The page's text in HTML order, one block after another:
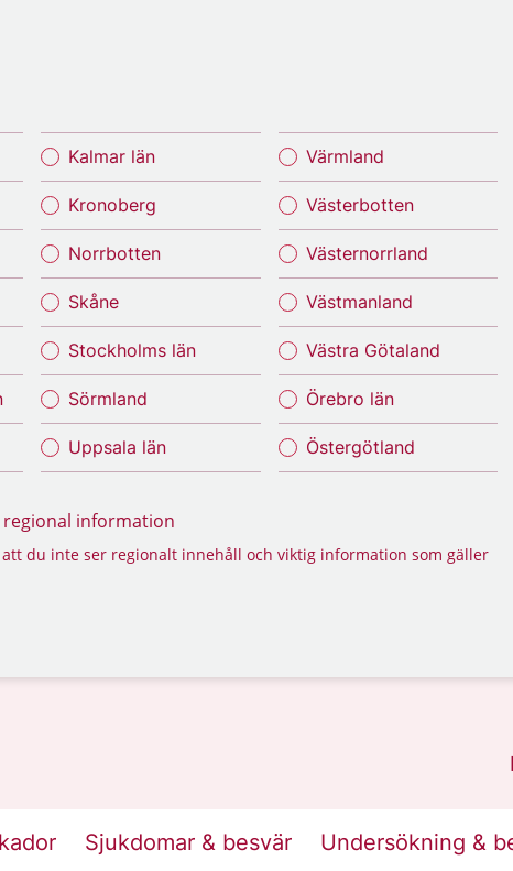
Kalmar län
Kronoberg
Norrbotten
Skåne
Stockholms län
Sörmland
Uppsala län
Värmland
Västerbotten
Västernorrland
Västmanland
Västra Götaland
Örebro län
Östergötland
regional information
du inte ser regionalt innehåll och viktig information som gäller
Sjukdomar & besvär Undersökning &